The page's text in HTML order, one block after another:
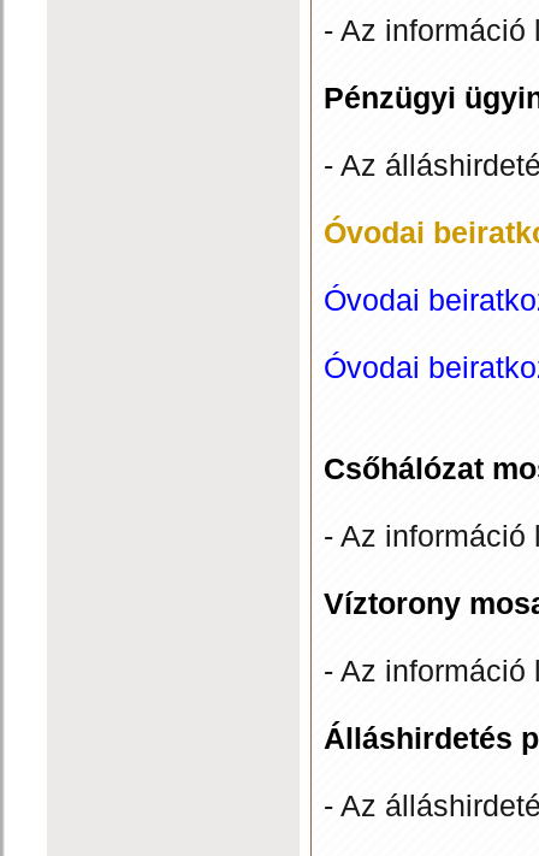
- Az információ
Pénzügyi
- Az
Óvodai
Óvodai
Óvodai
Csőhálózat
- Az információ
Víztorony
- Az információ
Álláshirdetés
- Az